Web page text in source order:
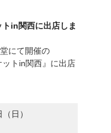
in関西に出店しま
にて開催の
ットin関西』に出店
日）